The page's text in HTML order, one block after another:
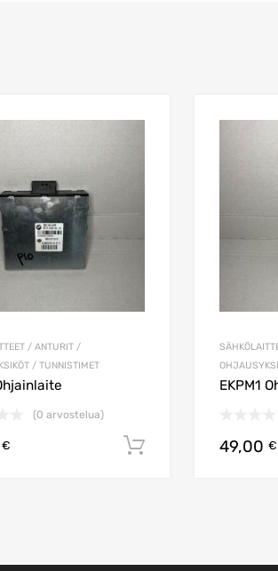
/ ANTURIT /
/ TUNNISTIMET
(0 arvostelua)
€ Lisää ostoskoriin
EKPM1
49,00 €